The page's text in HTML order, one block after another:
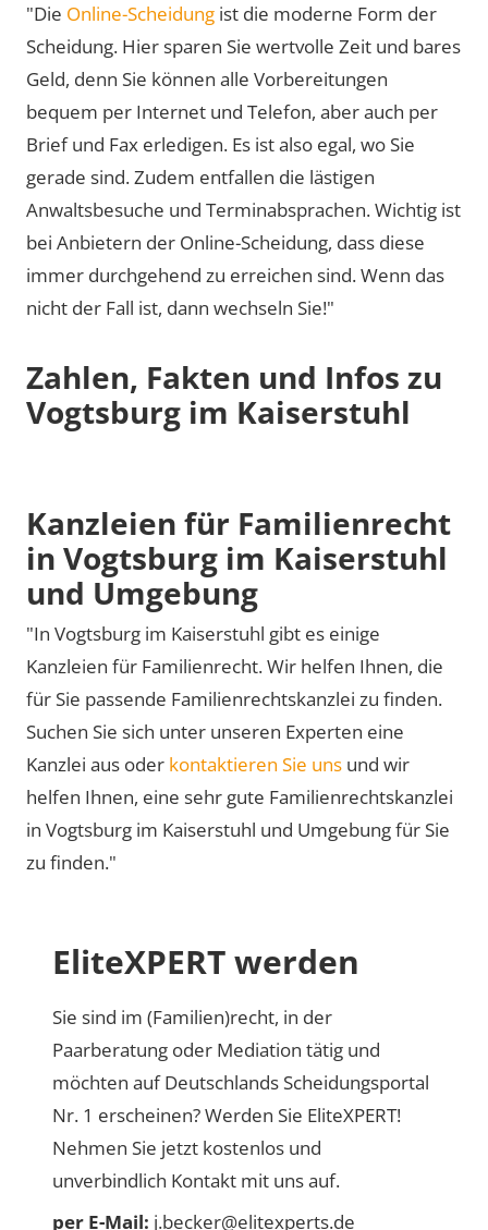
"Die Online-Scheidung ist die moderne Form der
Scheidung. Hier sparen Sie wertvolle Zeit und bares
Geld, denn Sie können alle Vorbereitungen
bequem per Internet und Telefon, aber auch per
Brief und Fax erledigen. Es ist also egal, wo Sie
gerade sind. Zudem entfallen die lästigen
Anwaltsbesuche und Terminabsprachen. Wichtig ist
bei Anbietern der Online-Scheidung, dass diese
immer durchgehend zu erreichen sind. Wenn das
nicht der Fall ist, dann wechseln Sie!"
Zahlen, Fakten und Infos zu
Vogtsburg im Kaiserstuhl
Kanzleien für Familienrecht
in Vogtsburg im Kaiserstuhl
und Umgebung
"In Vogtsburg im Kaiserstuhl gibt es einige
Kanzleien für Familienrecht. Wir helfen Ihnen, die
für Sie passende Familienrechtskanzlei zu finden.
Suchen Sie sich unter unseren Experten eine
Kanzlei aus oder kontaktieren Sie uns und wir
helfen Ihnen, eine sehr gute Familienrechtskanzlei
in Vogtsburg im Kaiserstuhl und Umgebung für Sie
zu finden."
EliteXPERT werden
Sie sind im (Familien)recht, in der
Paarberatung oder Mediation tätig und
möchten auf Deutschlands Scheidungsportal
Nr. 1 erscheinen? Werden Sie EliteXPERT!
Nehmen Sie jetzt kostenlos und
unverbindlich Kontakt mit uns auf.
per E-Mail: j.becker@elitexperts.de